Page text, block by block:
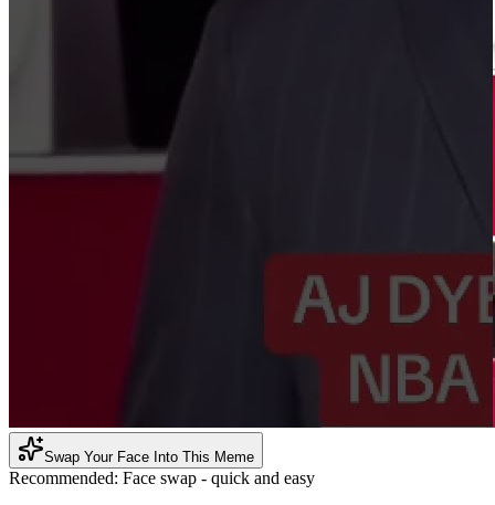
Swap Your Face Into This Meme
Recommended: Face swap - quick and easy